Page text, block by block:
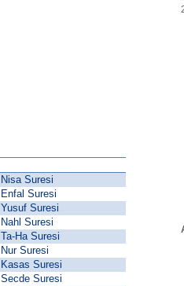
Nisa Suresi
Enfal Suresi
Yusuf Suresi
Nahl Suresi
Ta-Ha Suresi
Nur Suresi
Kasas Suresi
Secde Suresi